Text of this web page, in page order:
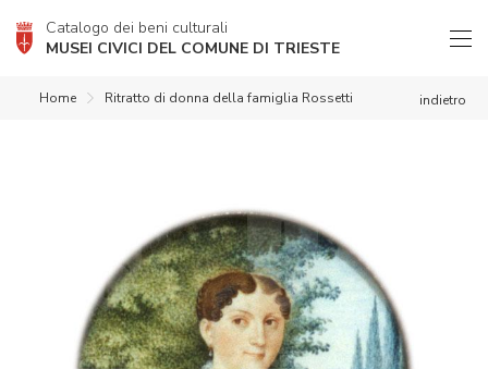
Catalogo dei beni culturali
MUSEI CIVICI DEL COMUNE DI TRIESTE
indietro
Home Ritratto di donna della famiglia Rossetti